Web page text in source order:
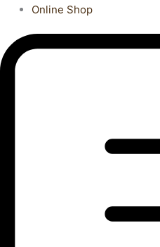
Online Shop